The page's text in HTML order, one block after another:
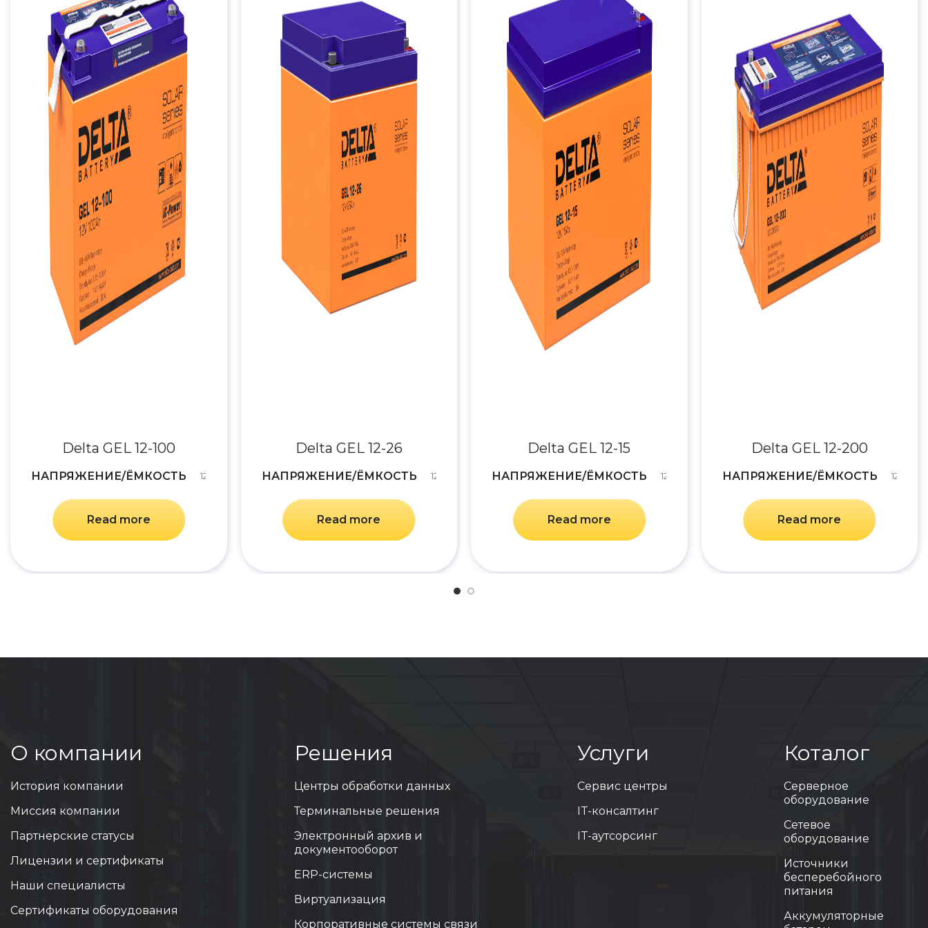
Delta GEL 12-100
НАПРЯЖЕНИЕ/ЁМКОСТЬ 12v/100Ah
Read more
Delta GEL 12-26
НАПРЯЖЕНИЕ/ЁМКОСТЬ 12V/26Ah
Read more
Delta GEL 12-15
НАПРЯЖЕНИЕ/ЁМКОСТЬ 12V/15Ah
Read more
Delta GEL 12-200
НАПРЯЖЕНИЕ/ЁМКОСТЬ 12/
Read more
О компании
История компании
Миссия компании
Партнерские статусы
Лицензии и сертификаты
Наши специалисты
Сертификаты оборудования
Решения
Центры обработки данных
Терминальные решения
Электронный архив и
документооборот
ERP-системы
Виртуализация
Корпоративные системы связи
Услуги
Сервис центры
IT-консалтинг
IT-аутсорсинг
Коталог
Серверное
оборудование
Сетевое
оборудование
Источники
бесперебойного
питания
Аккумуляторные